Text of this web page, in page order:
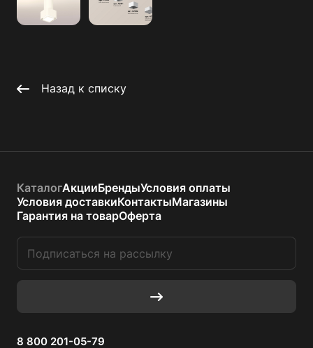
Назад к списку
КаталогАкцииБрендыУсловия оплаты
Условия доставкиКонтактыМагазины
Гарантия на товарОферта
8 800 201-05-79